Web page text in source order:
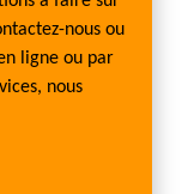
nous ou
ligne ou par
nous